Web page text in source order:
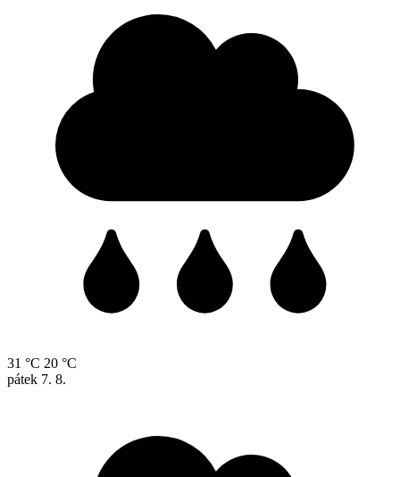
31 °C 20 °C
pátek 7. 8.